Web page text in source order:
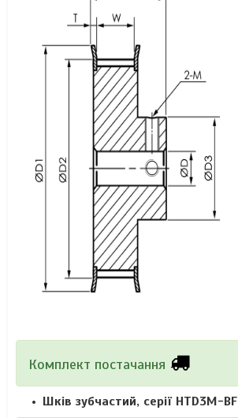
Комплект постачання
Шків зубчастий, серії HTD3M-BF